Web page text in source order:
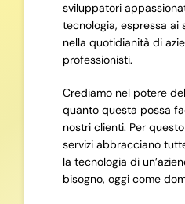
sviluppatori
tecnologia, espressa ai
nella quotidianità di
professionisti.
Crediamo nel potere
quanto questa possa
nostri clienti. Per
servizi abbracciano
la tecnologia di
bisogno, oggi come